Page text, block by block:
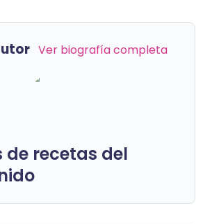
Ver biografía completa
de recetas del